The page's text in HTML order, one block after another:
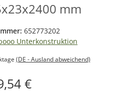
mm
652773202
Unterkonstruktion
(DE - Ausland abweichend)
€